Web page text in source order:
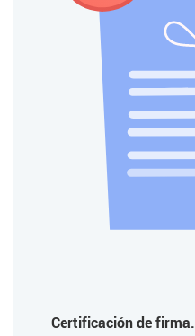
Certificación de firma.